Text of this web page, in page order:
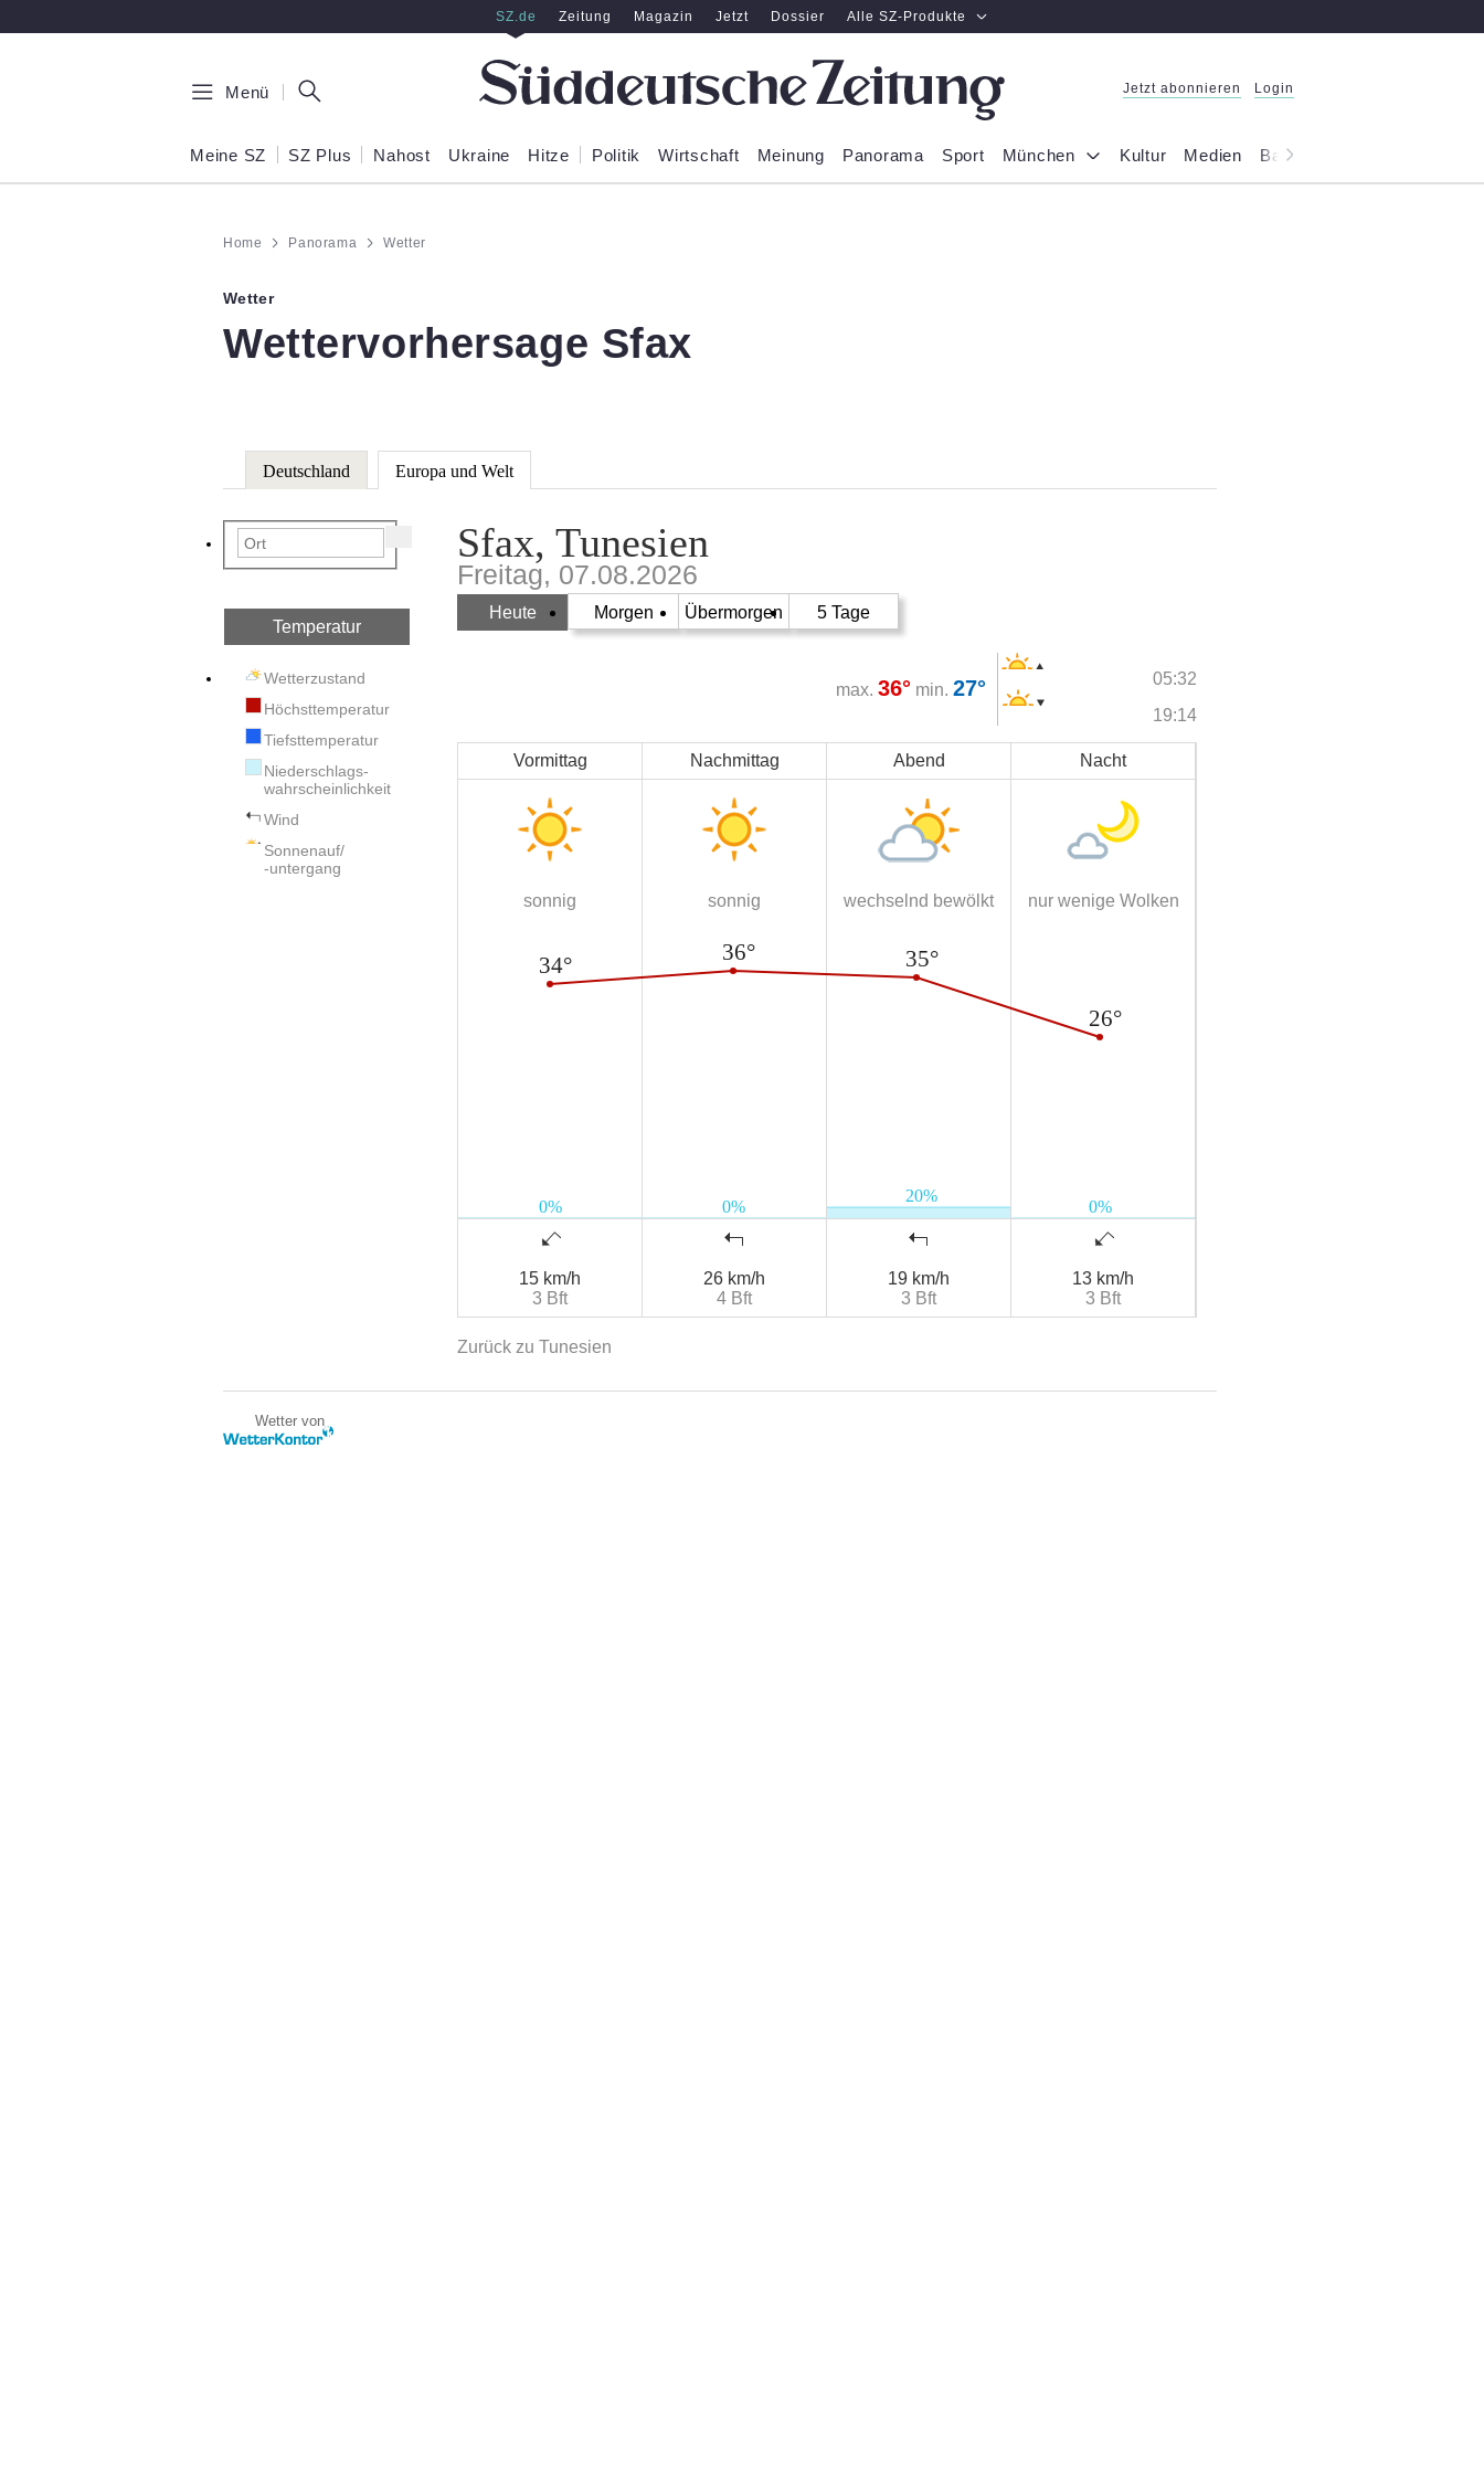
SZ.de Zeitung Magazin Jetzt Dossier Alle SZ-Produkte
Menü Jetzt abonnieren Login
Meine SZ SZ Plus Nahost Ukraine Hitze Politik Wirtschaft Meinung Panorama Sport München Kultur Medien Bayern
Home Panorama Wetter
Wetter
Wettervorhersage Sfax
Deutschland Europa und Welt
Temperatur
Wetterzustand
Höchsttemperatur
Tiefsttemperatur
Niederschlags-
wahrscheinlichkeit
Wind
Sonnenauf/
-untergang
Sfax, Tunesien
Freitag, 07.08.2026
Heute Morgen Übermorgen 5 Tage
max. 36° min. 27°
05:32
19:14
Vormittag Nachmittag Abend Nacht
sonnig sonnig wechselnd bewölkt nur wenige Wolken
15 km/h
3 Bft
26 km/h
4 Bft
19 km/h
3 Bft
13 km/h
3 Bft
Zurück zu Tunesien
Wetter von